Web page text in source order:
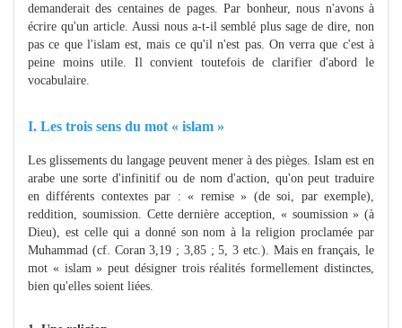
demanderait des centaines de pages. Par bonheur, nous n'avons à
écrire qu'un article. Aussi nous a-t-il semblé plus sage de dire, non
pas ce que l'islam est, mais ce qu'il n'est pas. On verra que c'est à
peine moins utile. Il convient toutefois de clarifier d'abord le
vocabulaire.
I. Les trois sens du mot « islam »
Les glissements du langage peuvent mener à des pièges. Islam est en
arabe une sorte d'infinitif ou de nom d'action, qu'on peut traduire
en différents contextes par : « remise » (de soi, par exemple),
reddition, soumission. Cette dernière acception, « soumission » (à
Dieu), est celle qui a donné son nom à la religion proclamée par
Muhammad (cf. Coran 3,19 ; 3,85 ; 5, 3 etc.). Mais en français, le
mot « islam » peut désigner trois réalités formellement distinctes,
bien qu'elles soient liées.